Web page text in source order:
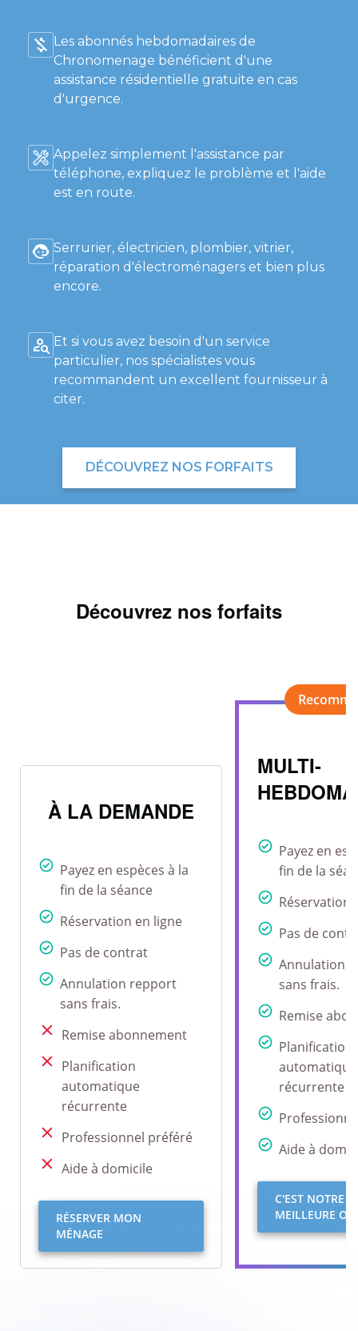
Les abonnés hebdomadaires de
Chronomenage bénéficient d'une
assistance résidentielle gratuite en cas
d'urgence.
Appelez simplement l'assistance par
téléphone, expliquez le problème et l'aide
est en route.
Serrurier, électricien, plombier, vitrier,
réparation d'électroménagers et bien plus
encore.
Et si vous avez besoin d'un service
particulier, nos spécialistes vous
recommandent un excellent fournisseur à
citer.
DÉCOUVREZ NOS FORFAITS
Découvrez nos forfaits
MULTI-
Payez en
fin de la
Réservation
Pas de
Annulation
sans frais.
Remise
Planification
automatique
récurrente
Aide à
C'EST NOTRE
MEILLEURE
À LA DEMANDE
Payez en espèces à la
fin de la séance
Réservation en ligne
Pas de contrat
Annulation repport
sans frais.
Remise abonnement
Planification
automatique
récurrente
Professionnel préféré
Aide à domicile
RÉSERVER MON
MÉNAGE